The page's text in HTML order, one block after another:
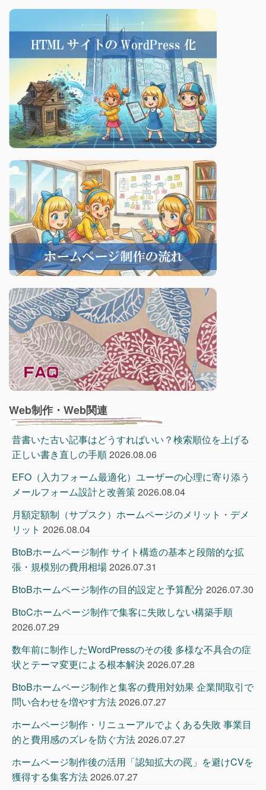
Web制作・Web関連
昔書いた古い記事はどうすればいい？検索順位を上げる
正しい書き直しの手順2026.08.06
EFO（入力フォーム最適化）ユーザーの心理に寄り添う
メールフォーム設計と改善策2026.08.04
月額定額制（サブスク）ホームページのメリット・デメ
リット 2026.08.04
BtoBホームページ制作 サイト構造の基本と段階的な拡
張・規模別の費用相場2026.07.31
BtoBホームページ制作の目的設定と予算配分 2026.07.30
BtoCホームページ制作で集客に失敗しない構築手順
2026.07.29
数年前に制作したWordPressのその後 多様な不具合の症
状とテーマ変更による根本解決2026.07.28
BtoBホームページ制作と集客の費用対効果 企業間取引で
問い合わせを増やす方法2026.07.27
ホームページ制作・リニューアルでよくある失敗 事業目
的と費用感のズレを防ぐ方法2026.07.27
ホームページ制作後の活用「認知拡大の罠」を避けCVを
獲得する集客方法2026.07.27